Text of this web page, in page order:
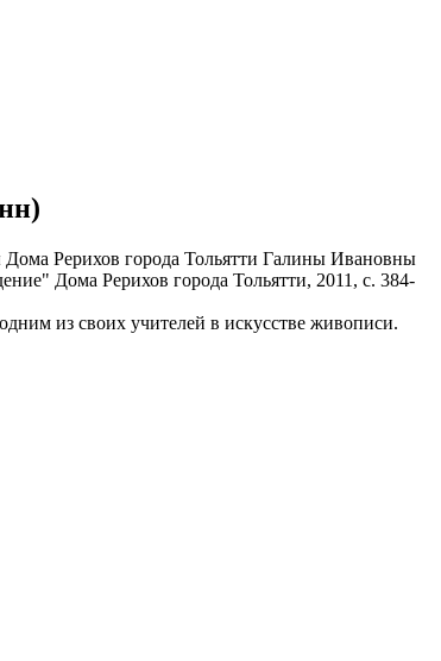
Дома Рерихов города Тольятти Галины Ивановны
Дома Рерихов города Тольятти, 2011, с. 384-
из своих учителей в искусстве живописи.